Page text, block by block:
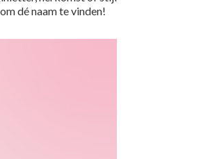
dé naam te vinden!